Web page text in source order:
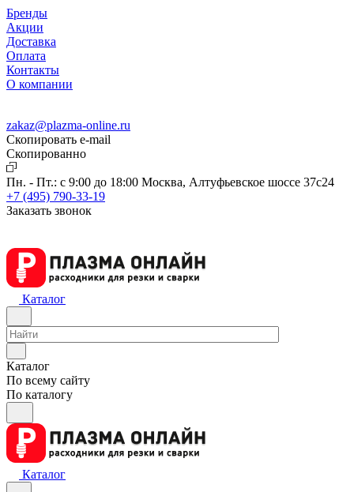
Бренды
Акции
Доставка
Оплата
Контакты
О компании
zakaz@plazma-online.ru
Скопировать e-mail
Cкопированно
Пн. - Пт.: с 9:00 до 18:00 Москва, Алтуфьевское шоссе 37с24
+7 (495) 790-33-19
Заказать звонок
Каталог
Каталог
По всему сайту
По каталогу
Каталог